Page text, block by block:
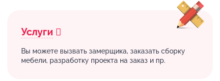
Услуги
Вы можете вызвать замерщика, заказать сборку
мебели, разработку проекта на заказ и пр.